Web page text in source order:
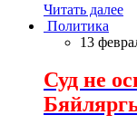
Читать далее
Политика
13
Суд не